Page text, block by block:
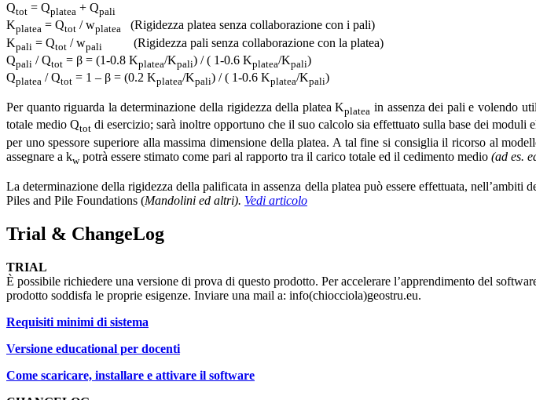
Qtot = Qplatea + Qpali
Kplatea = Qtot / wplatea (Rigidezza platea senza collaborazione con i pali)
Kpali = Qtot / wpali
(Rigidezza pali senza collaborazione con la platea)
Qpali / Qtot = β = (1-0.8 Kplatea/Kpali) / ( 1-0.6 Kplatea/Kpali)
Qplatea / Qtot = 1 – β = (0.2 Kplatea/Kpali) / ( 1-0.6 Kplatea/Kpali)
Per quanto riguarda la determinazione della rigidezza della platea Kplatea in assenza dei pali e volendo
totale medio Qtot di esercizio; sarà inoltre opportuno che il suo calcolo sia effettuato sulla base dei
per uno spessore superiore alla massima dimensione della platea. A tal fine si consiglia il ricorso al
assegnare a kwpotrà essere stimato come pari al rapporto tra il carico totale ed il cedimento medio (ad es.
La determinazione della rigidezza della palificata in assenza della platea può essere effettuata, nell’ambiti
Piles and Pile Foundations (Mandolini ed altri). Vedi articolo
Trial & ChangeLog
TRIAL
È possibile richiedere una versione di prova di questo prodotto. Per accelerare l’apprendimento del
prodotto soddisfa le proprie esigenze. Inviare una mail a: info(chiocciola)geostru.eu.
Requisiti minimi di sistema
Versione educational per docenti
Come scaricare, installare e attivare il software